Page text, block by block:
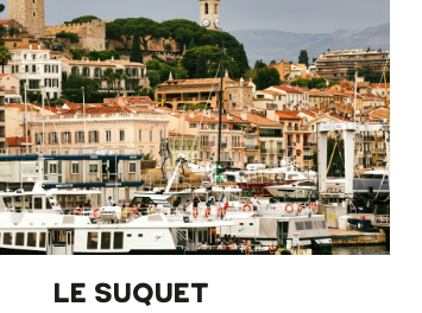
LE SUQUET